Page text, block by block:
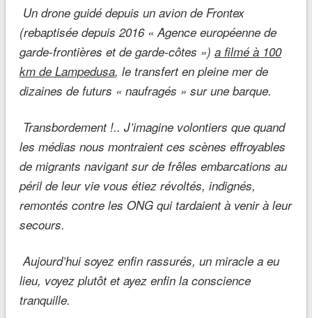
Un drone guidé depuis un avion de Frontex
(rebaptisée depuis 2016 « Agence européenne de
garde-frontières et de garde-côtes ») a filmé à 100
km de Lampedusa, le transfert en pleine mer de
dizaines de futurs « naufragés » sur une barque.
Transbordement !.. J’imagine volontiers que quand
les médias nous montraient ces scènes effroyables
de migrants navigant sur de frêles embarcations au
péril de leur vie vous étiez révoltés, indignés,
remontés contre les ONG qui tardaient à venir à leur
secours.
Aujourd’hui soyez enfin rassurés, un miracle a eu
lieu, voyez plutôt et ayez enfin la conscience
tranquille.